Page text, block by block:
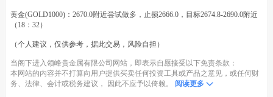
黄金(GOLD1000)：2670.0附近尝试做多，止损2666.0，目标2674.8-2690.0附近
（18：32）
（个人建议，仅供参考，据此交易，风险自担）
当阁下进入领峰贵金属有限公司网站，即表示自愿接受以下免责条款：
本网站的内容并不打算向用户提供买卖任何投资工具或产品之意见，或任何财
务、法律、会计或税务建议， 因此不应予以倚赖。
阅读更多